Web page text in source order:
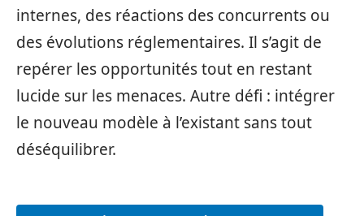
internes, des réactions des concurrents ou
des évolutions réglementaires. Il s’agit de
repérer les opportunités tout en restant
lucide sur les menaces. Autre défi : intégrer
le nouveau modèle à l’existant sans tout
déséquilibrer.